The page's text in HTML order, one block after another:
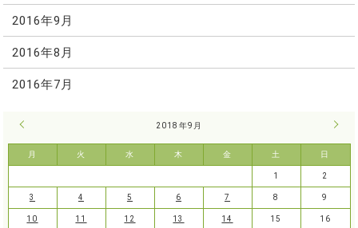
2016年9月
2016年8月
2016年7月
2018年9月
月 火 水 木 金 土 日
10
1 2
3 4 5 6 7 8 9
10 11 12 13 14 15 16